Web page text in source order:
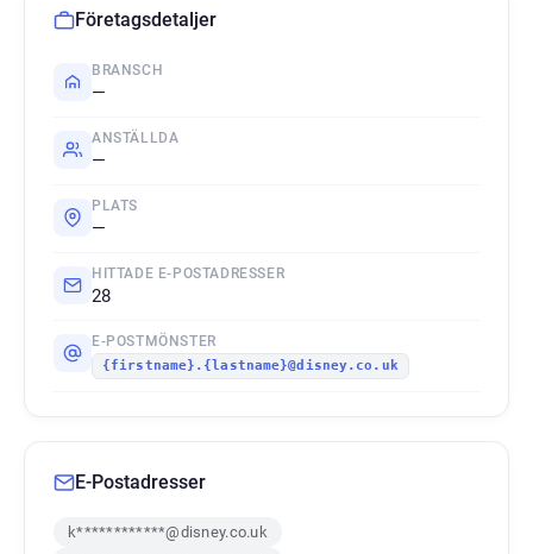
Företagsdetaljer
BRANSCH
—
ANSTÄLLDA
—
PLATS
—
HITTADE E-POSTADRESSER
28
E-POSTMÖNSTER
{firstname}.{lastname}@disney.co.uk
E-Postadresser
k************@disney.co.uk